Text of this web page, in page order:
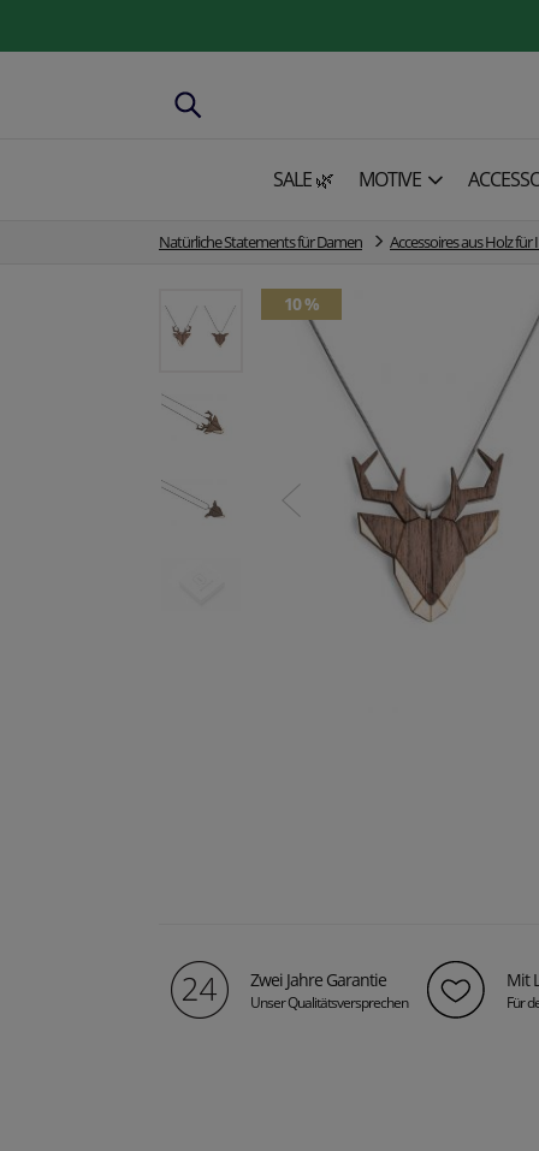
SALE 🌿 MOTIVE
Natürliche Statements für Damen Accessoires aus Holz
10 %
Zwei Jahre Garantie
Unser Qualitätsversprechen
Mit
Für